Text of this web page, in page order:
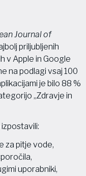
Journal of
priljubljenih
v Apple in Google
na podlagi vsaj 100
je bilo 88 %
„Zdravje in
za pitje vode,
uporabniki,